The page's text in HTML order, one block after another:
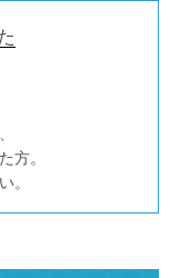
方。
。